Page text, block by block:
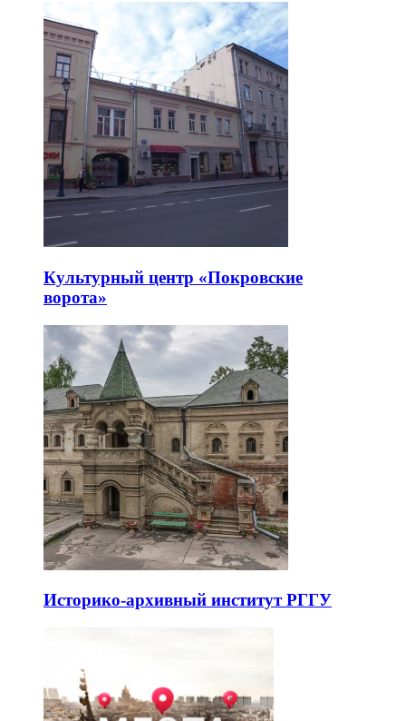
Культурный центр «Покровские
ворота»
Историко-архивный институт РГГУ